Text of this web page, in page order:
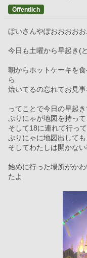
Öffentlich
ぼいさんやぽおおおお
今日も土曜から早起き(
朝からホットケーキを
ら
焼いてるの忘れてお見
ってことで今日の早起
ぷりにゃが地図を持っ
そして18に連れて行っ
ぷりにゃに地図出して
そしてわたしは開かな
始めに行った場所がか
たよ